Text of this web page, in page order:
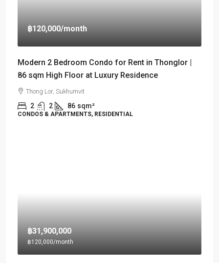
฿120,000/month
Modern 2 Bedroom Condo for Rent in Thonglor |
86 sqm High Floor at Luxury Residence
Thong Lor, Sukhumvit
2 2 86 sqm²
CONDOS & APARTMENTS, RESIDENTIAL
฿31,900,000
฿120,000/month